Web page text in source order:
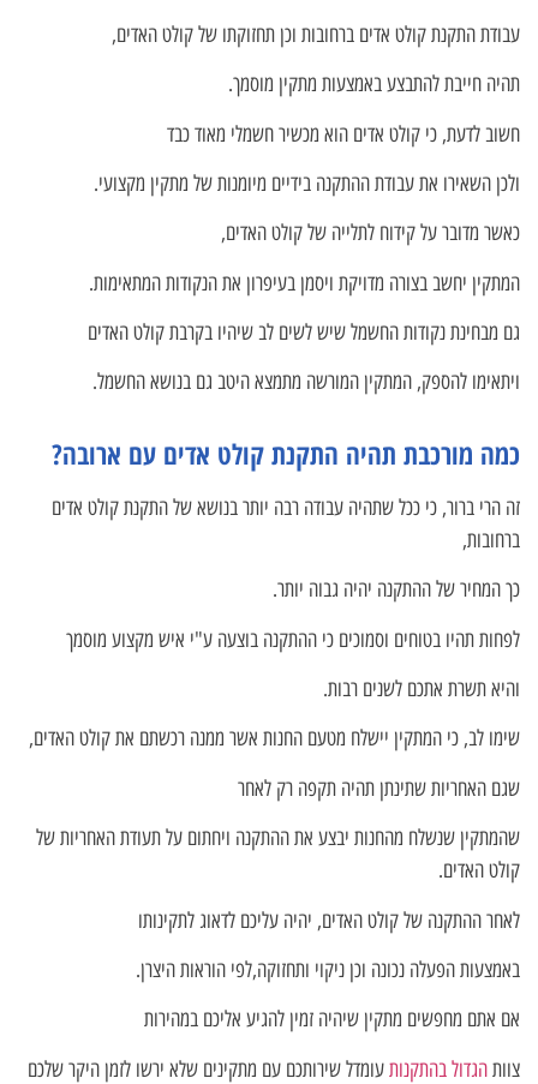
עבודת התקנת קולט אדים ברחובות וכן תחזוקתו של קולט האדים,
תהיה חייבת להתבצע באמצעות מתקין מוסמך.
חשוב לדעת, כי קולט אדים הוא מכשיר חשמלי מאוד כבד
ולכן השאירו את עבודת ההתקנה בידיים מיומנות של מתקין מקצועי.
כאשר מדובר על קידוח לתלייה של קולט האדים,
המתקין יחשב בצורה מדויקת ויסמן בעיפרון את הנקודות המתאימות.
גם מבחינת נקודות החשמל שיש לשים לב שיהיו בקרבת קולט האדים
ויתאימו להספק, המתקין המורשה מתמצא היטב גם בנושא החשמל.
כמה מורכבת תהיה התקנת קולט אדים עם ארובה?
זה הרי ברור, כי ככל שתהיה עבודה רבה יותר בנושא של התקנת קולט אדים
ברחובות,
כך המחיר של ההתקנה יהיה גבוה יותר.
לפחות תהיו בטוחים וסמוכים כי ההתקנה בוצעה ע"י איש מקצוע מוסמך
והיא תשרת אתכם לשנים רבות.
שימו לב, כי המתקין יישלח מטעם החנות אשר ממנה רכשתם את קולט האדים,
שגם האחריות שתינתן תהיה תקפה רק לאחר
שהמתקין שנשלח מהחנות יבצע את ההתקנה ויחתום על תעודת האחריות של
קולט האדים.
לאחר ההתקנה של קולט האדים, יהיה עליכם לדאוג לתקינותו
באמצעות הפעלה נכונה וכן ניקוי ותחזוקה,לפי הוראות היצרן.
אם אתם מחפשים מתקין שיהיה זמין להגיע אליכם במהירות
צוותהגדול בהתקנותעומדל שירותכם עם מתקינים שלא ירשו לזמן היקר שלכם